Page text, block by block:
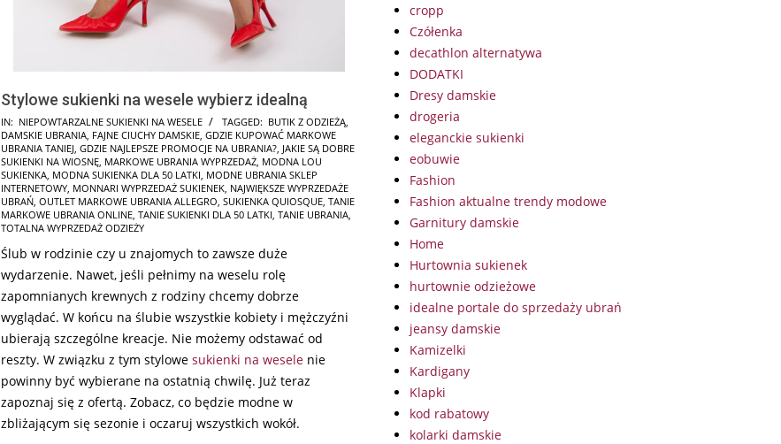
Stylowe sukienki na wesele wybierz idealną
2026-
02-
08
IN: NIEPOWTARZALNE SUKIENKI NA WESELE TAGGED: BUTIK Z ODZIEŻĄ,
DAMSKIE UBRANIA, FAJNE CIUCHY DAMSKIE, GDZIE KUPOWAĆ MARKOWE
UBRANIA TANIEJ, GDZIE NAJLEPSZE PROMOCJE NA UBRANIA?, JAKIE SĄ DOBRE
SUKIENKI NA WIOSNĘ, MARKOWE UBRANIA WYPRZEDAŻ, MODNA LOU
SUKIENKA, MODNA SUKIENKA DLA 50 LATKI, MODNE UBRANIA SKLEP
INTERNETOWY, MONNARI WYPRZEDAŻ SUKIENEK, NAJWIĘKSZE WYPRZEDAŻE
UBRAŃ, OUTLET MARKOWE UBRANIA ALLEGRO, SUKIENKA QUIOSQUE, TANIE
MARKOWE UBRANIA ONLINE, TANIE SUKIENKI DLA 50 LATKI, TANIE UBRANIA,
TOTALNA WYPRZEDAŻ ODZIEŻY
Ślub w rodzinie czy u znajomych to zawsze duże
wydarzenie. Nawet, jeśli pełnimy na weselu rolę
zapomnianych krewnych z rodziny chcemy dobrze
wyglądać. W końcu na ślubie wszystkie kobiety i mężczyźni
ubierają szczególne kreacje. Nie możemy odstawać od
reszty. W związku z tym stylowe sukienki na wesele nie
powinny być wybierane na ostatnią chwilę. Już teraz
zapoznaj się z ofertą. Zobacz, co będzie modne w
zbliżającym się sezonie i oczaruj wszystkich wokół.
cropp
Czółenka
decathlon alternatywa
DODATKI
Dresy damskie
drogeria
eleganckie sukienki
eobuwie
Fashion
Fashion aktualne trendy modowe
Garnitury damskie
Home
Hurtownia sukienek
hurtownie odzieżowe
idealne portale do sprzedaży ubrań
jeansy damskie
Kamizelki
Kardigany
Klapki
kod rabatowy
kolarki damskie